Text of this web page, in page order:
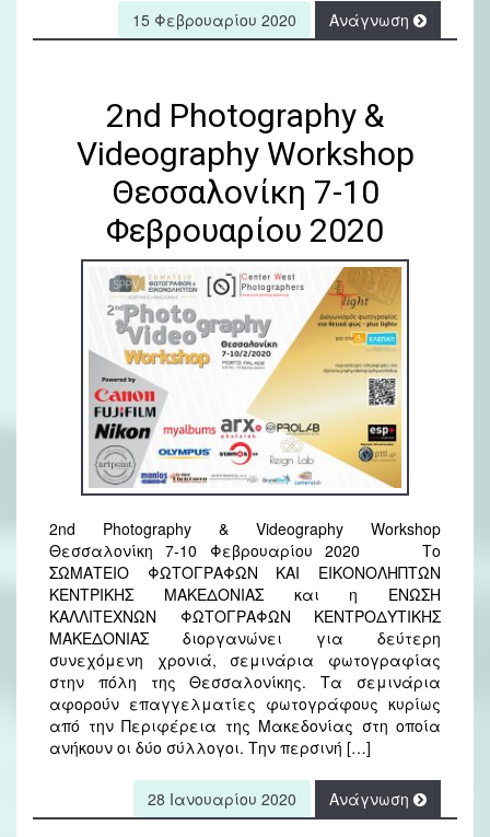
15 Φεβρουαρίου 2020 Ανάγνωση
2nd Photography &
Videography Workshop
Θεσσαλονίκη 7-10
Φεβρουαρίου 2020
2nd Photography & Videography Workshop
Θεσσαλονίκη 7-10 Φεβρουαρίου 2020 Το
ΣΩΜΑΤΕΙΟ ΦΩΤΟΓΡΑΦΩΝ ΚΑΙ ΕΙΚΟΝΟΛΗΠΤΩΝ
ΚΕΝΤΡΙΚΗΣ ΜΑΚΕΔΟΝΙΑΣ και η ΕΝΩΣΗ
ΚΑΛΛΙΤΕΧΝΩΝ ΦΩΤΟΓΡΑΦΩΝ ΚΕΝΤΡΟΔΥΤΙΚΗΣ
ΜΑΚΕΔΟΝΙΑΣ διοργανώνει για δεύτερη
συνεχόμενη χρονιά, σεμινάρια φωτογραφίας
στην πόλη της Θεσσαλονίκης. Τα σεμινάρια
αφορούν επαγγελματίες φωτογράφους κυρίως
από την Περιφέρεια της Μακεδονίας στη οποία
ανήκουν οι δύο σύλλογοι. Την περσινή […]
28 Ιανουαρίου 2020 Ανάγνωση